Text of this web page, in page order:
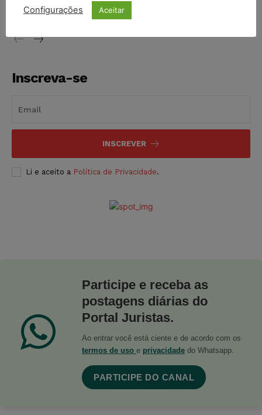
NOTÍCIAS 07/08/2026
Inscreva-se
INSCREVER
Li e aceito a Política de Privacidade.
Participe e receba as
postagens diárias do
Portal Juristas.
Ao entrar você está ciente e de acordo com os
termos de uso e privacidade do Whatsapp.
PARTICIPE DO CANAL
Configurações Aceitar